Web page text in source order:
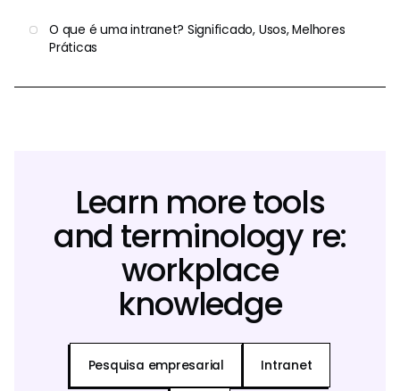
O que é uma intranet? Significado, Usos, Melhores
Práticas
Learn more tools
and terminology re:
workplace
knowledge
Pesquisa empresarial Intranet